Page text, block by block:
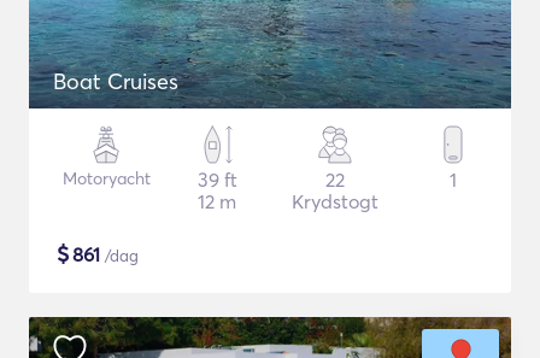
Boat Cruises
Motoryacht
39 ft
12 m
22
Krydstogt
1
$861 /dag